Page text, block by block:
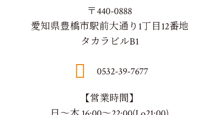
〒440-0888
愛知県豊橋市駅前大通り1丁目12番地
タカラビルB1
0532-39-7677
【営業時間】